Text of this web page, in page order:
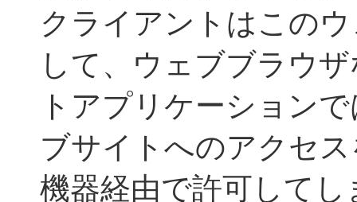
クライアントはこの
して、ウェブブラウ
トアプリケーション
ブサイトへのアクセス
機器経由で許可して